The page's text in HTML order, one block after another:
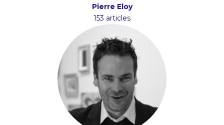
Pierre Eloy
153 articles